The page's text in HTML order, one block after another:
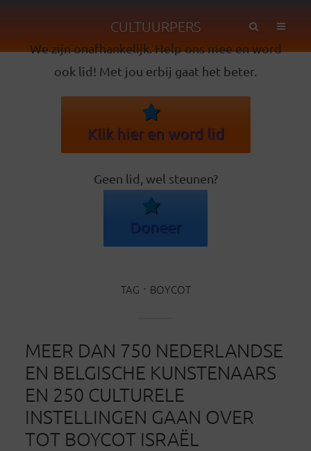
CULTUURPERS
We zijn onafhankelijk. Help ons mee en word
ook lid! Met jou erbij gaat het beter.
Klik hier en word lid
Geen lid, wel steunen?
Doneer
TAG BOYCOT
MEER DAN 750 NEDERLANDSE
EN BELGISCHE KUNSTENAARS
EN 250 CULTURELE
INSTELLINGEN GAAN OVER
TOT BOYCOT ISRAËL